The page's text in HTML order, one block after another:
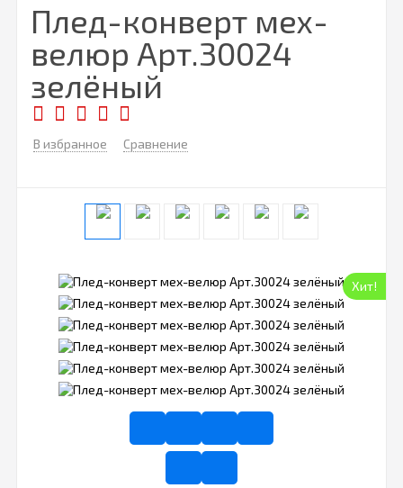
Плед-конверт мех-
велюр Арт.30024
зелёный
В избранное Сравнение
Хит!